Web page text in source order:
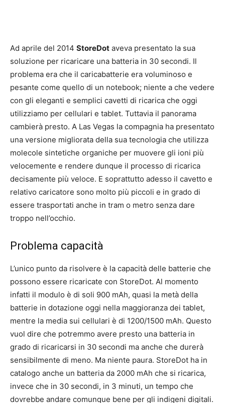
Ad aprile del 2014 StoreDot aveva presentato la sua
soluzione per ricaricare una batteria in 30 secondi. Il
problema era che il caricabatterie era voluminoso e
pesante come quello di un notebook; niente a che vedere
con gli eleganti e semplici cavetti di ricarica che oggi
utilizziamo per cellulari e tablet. Tuttavia il panorama
cambierà presto. A Las Vegas la compagnia ha presentato
una versione migliorata della sua tecnologia che utilizza
molecole sintetiche organiche per muovere gli ioni più
velocemente e rendere dunque il processo di ricarica
decisamente più veloce. E soprattutto adesso il cavetto e
relativo caricatore sono molto più piccoli e in grado di
essere trasportati anche in tram o metro senza dare
troppo nell’occhio.
Problema capacità
L’unico punto da risolvere è la capacità delle batterie che
possono essere ricaricate con StoreDot. Al momento
infatti il modulo è di soli 900 mAh, quasi la metà della
batterie in dotazione oggi nella maggioranza dei tablet,
mentre la media sui cellulari è di 1200/1500 mAh. Questo
vuol dire che potremmo avere presto una batteria in
grado di ricaricarsi in 30 secondi ma anche che durerà
sensibilmente di meno. Ma niente paura. StoreDot ha in
catalogo anche un batteria da 2000 mAh che si ricarica,
invece che in 30 secondi, in 3 minuti, un tempo che
dovrebbe andare comunque bene per gli indigeni digitali.